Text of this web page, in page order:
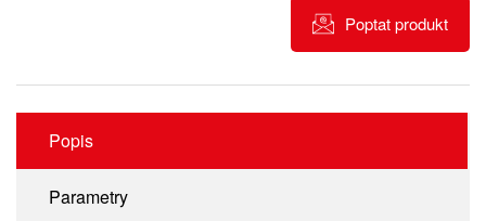
Poptat produkt
Popis
Parametry